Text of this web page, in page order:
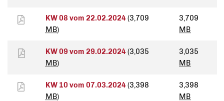
KW 08 vom 22.02.2024(3,709
MB)
3,709
MB
KW 09 vom 29.02.2024(3,035
MB)
3,035
MB
KW 10 vom 07.03.2024(3,398
MB)
3,398
MB